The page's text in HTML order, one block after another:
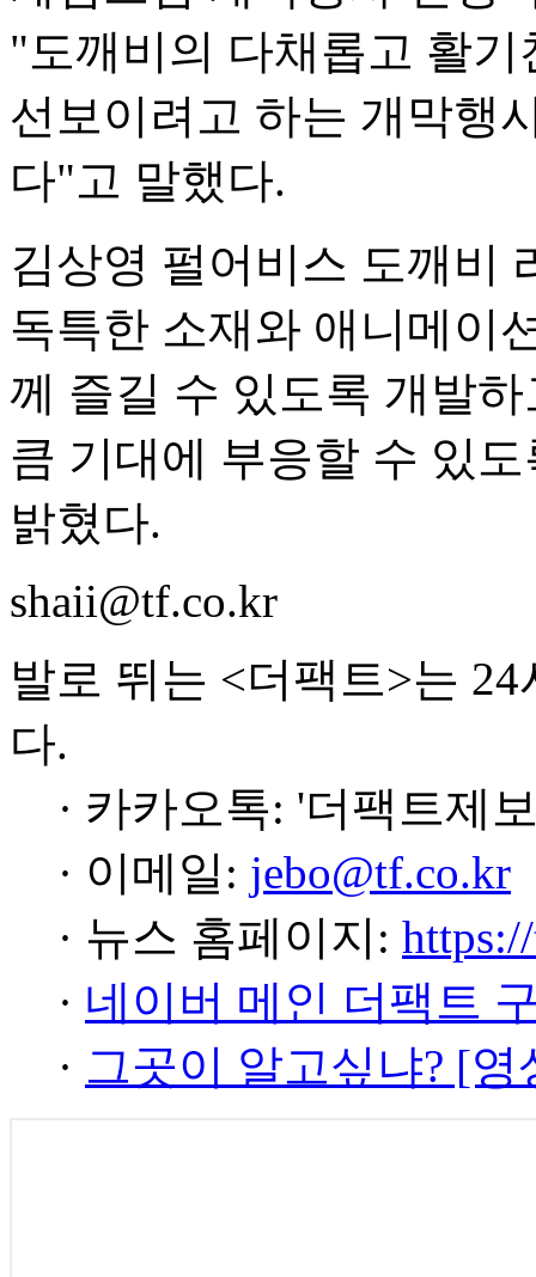
"도깨비의 다채롭고 활
선보이려고 하는 개막행
다"고 말했다.
김상영 펄어비스 도깨비
독특한 소재와 애니메이
께 즐길 수 있도록 개발
큼 기대에 부응할 수 있
밝혔다.
shaii@tf.co.kr
발로 뛰는 <더팩트>는
다.
· 카카오톡: '더팩트제
· 이메일: jebo@tf.co.kr
· 뉴스 홈페이지:
· 네이버 메인 더팩트
· 그곳이 알고싶냐? [